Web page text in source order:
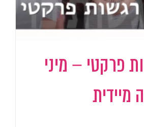
פרקטי – מיני
מיידית